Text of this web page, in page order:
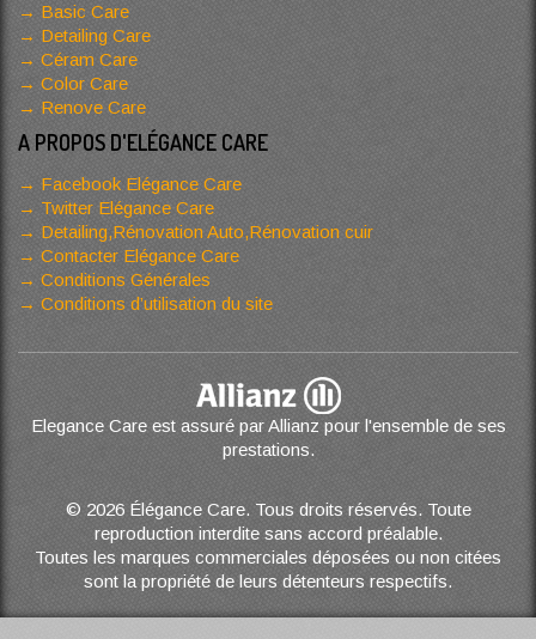
Basic Care
Detailing Care
Céram Care
Color Care
Renove Care
A PROPOS D'ELÉGANCE CARE
Facebook Elégance Care
Twitter Elégance Care
Detailing,Rénovation Auto,Rénovation cuir
Contacter Elégance Care
Conditions Générales
Conditions d’utilisation du site
Elegance Care est assuré par Allianz pour l'ensemble de ses
prestations.
© 2026 Élégance Care. Tous droits réservés. Toute
reproduction interdite sans accord préalable.
Toutes les marques commerciales déposées ou non citées
sont la propriété de leurs détenteurs respectifs.